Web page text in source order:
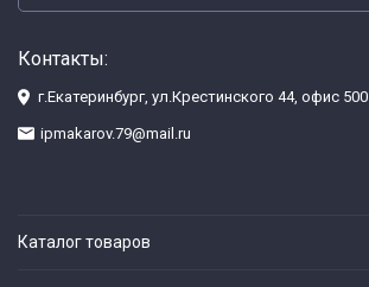
Контакты:
г.Екатеринбург, ул.Крестинского 44, офис 500
ipmakarov.79@mail.ru
Каталог товаров